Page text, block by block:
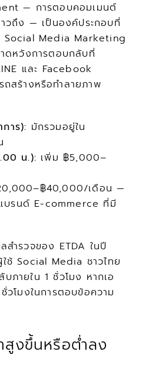
— การตอบคอมเมนต์
วถึง — เป็นองค์ประกอบที่
Social Media Marketing
าดหวังการตอบกลับที่
และ Facebook
สร้างหรือทำลายภาพ
าร): มักรวมอยู่ใน
น.): เพิ่ม ฿5,000–
฿40,000/เดือน —
บรนด์ E-commerce ที่มี
สำรวจของ ETDA ในปี
ช้ Social Media ชาวไทย
ภายใน 1 ชั่วโมง หากเอ
วโมงในการตอบข้อความ
สูงขึ้นหรือต่ำลง